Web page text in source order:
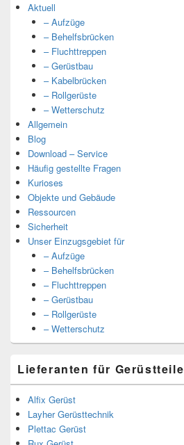
Aktuell
– Aufzüge
– Behelfsbrücken
– Fluchttreppen
– Gerüstbau
– Kabelbrücken
– Rollgerüste
– Wetterschutz
Allgemein
Blog
Download – Service
Häufig gestellte Fragen
Kurioses
Objekte und Gebäude
Ressourcen
Sicherheit
Unser Einzugsgebiet für
– Aufzüge
– Behelfsbrücken
– Fluchttreppen
– Gerüstbau
– Rollgerüste
– Wetterschutz
Lieferanten für Gerüstteile
Alfix Gerüst
Layher Gerüsttechnik
Plettac Gerüst